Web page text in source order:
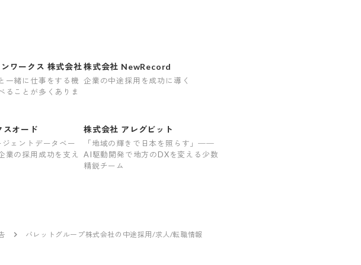
ワークス 株式会社
一緒に仕事をする機
ることが多くありま
株式会社 NewRecord
企業の中途採用を成功に導く
スオード
ェントデータベー
業の採用成功を支え
株式会社 アレグビット
「地域の輝きで日本を照らす」──
AI駆動開発で地方のDXを変える少数
精鋭チーム
バレットグループ株式会社の中途採用/求人/転職情報